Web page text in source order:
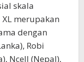
skala
merupakan
dengan
Robi
Ncell (Nepal),